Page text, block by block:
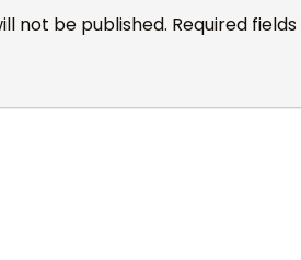
not be published. Required fields